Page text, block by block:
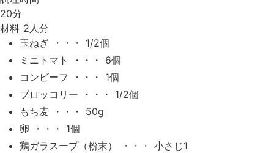
20分
材料 2人分
玉ねぎ ・・・ 1/2個
ミニトマト ・・・ 6個
コンビーフ ・・・ 1個
ブロッコリー ・・・ 1/2個
もち麦 ・・・ 50g
卵 ・・・ 1個
鶏ガラスープ（粉末） ・・・ 小さじ1